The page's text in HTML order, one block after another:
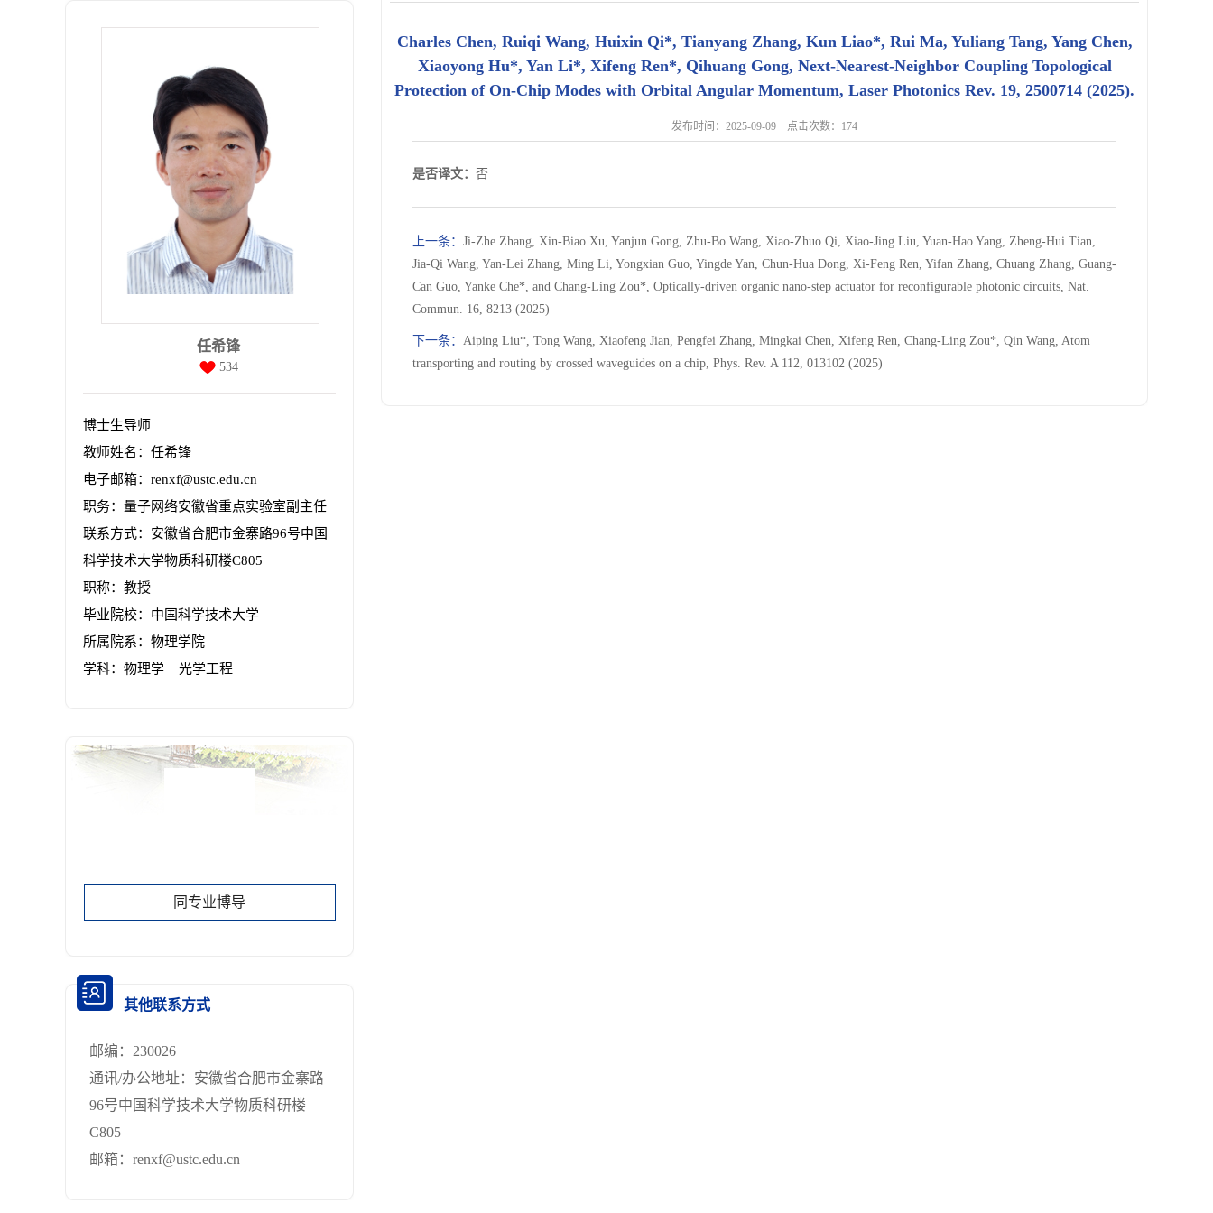
任希锋
534
博士生导师
教师姓名：任希锋
电子邮箱： renxf@ustc.edu.cn
职务：量子网络安徽省重点实验室副主任
联系方式：安徽省合肥市金寨路96号中国
科学技术大学物质科研楼C805
职称：教授
毕业院校：中国科学技术大学
所属院系：物理学院
学科：物理学 光学工程
同专业博导
其他联系方式
邮编： 230026
通讯/办公地址： 安徽省合肥市金寨路
96号中国科学技术大学物质科研楼
C805
邮箱： renxf@ustc.edu.cn
Charles Chen, Ruiqi Wang, Huixin Qi*, Tianyang Zhang, Kun Liao*, Rui Ma, Yuliang Tang, Yang Chen,
Xiaoyong Hu*, Yan Li*, Xifeng Ren*, Qihuang Gong, Next-Nearest-Neighbor Coupling Topological
Protection of On-Chip Modes with Orbital Angular Momentum, Laser Photonics Rev. 19, 2500714 (2025).
发布时间：2025-09-09 点击次数： 174
是否译文： 否
上一条： Ji-Zhe Zhang, Xin-Biao Xu, Yanjun Gong, Zhu-Bo Wang, Xiao-Zhuo Qi, Xiao-Jing Liu, Yuan-Hao Yang, Zheng-Hui Tian,
Jia-Qi Wang, Yan-Lei Zhang, Ming Li, Yongxian Guo, Yingde Yan, Chun-Hua Dong, Xi-Feng Ren, Yifan Zhang, Chuang Zhang, Guang-
Can Guo, Yanke Che*, and Chang-Ling Zou*, Optically-driven organic nano-step actuator for reconfigurable photonic circuits, Nat.
Commun. 16, 8213 (2025)
下一条： Aiping Liu*, Tong Wang, Xiaofeng Jian, Pengfei Zhang, Mingkai Chen, Xifeng Ren, Chang-Ling Zou*, Qin Wang, Atom
transporting and routing by crossed waveguides on a chip, Phys. Rev. A 112, 013102 (2025)